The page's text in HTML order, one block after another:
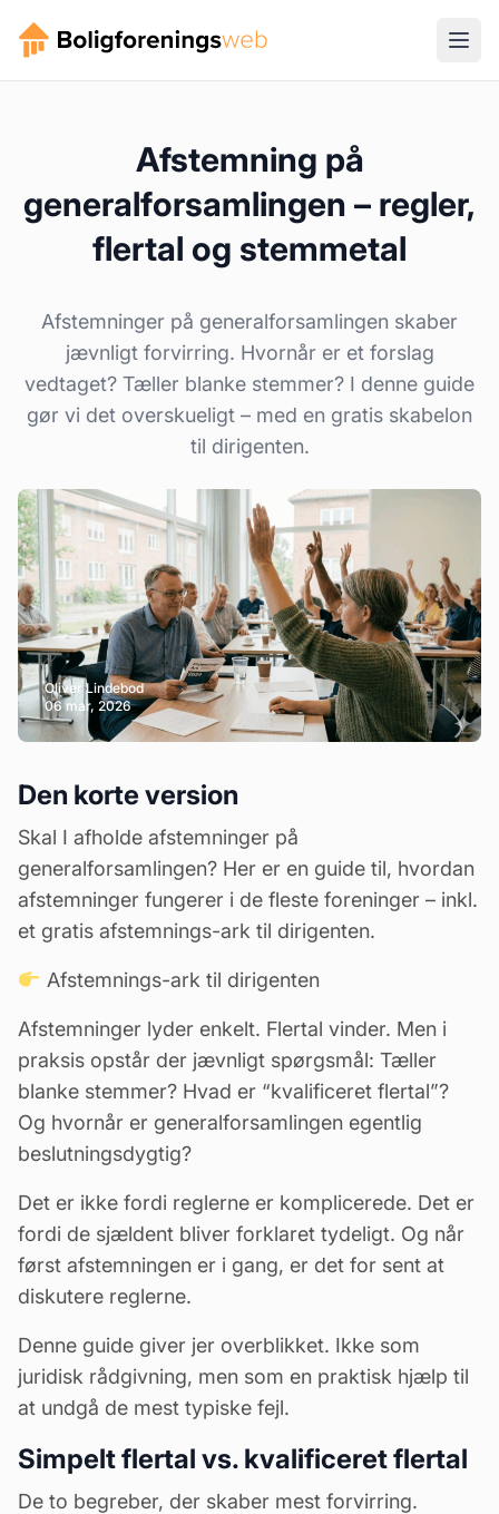
Afstemning på
generalforsamlingen – regler,
flertal og stemmetal
Afstemninger på generalforsamlingen skaber
jævnligt forvirring. Hvornår er et forslag
vedtaget? Tæller blanke stemmer? I denne guide
gør vi det overskueligt – med en gratis skabelon
til dirigenten.
Oliver Lindebod
06 mar, 2026
Den korte version
Skal I afholde afstemninger på
generalforsamlingen? Her er en guide til, hvordan
afstemninger fungerer i de fleste foreninger – inkl.
et gratis afstemnings-ark til dirigenten.
Afstemnings-ark til dirigenten
Afstemninger lyder enkelt. Flertal vinder. Men i
praksis opstår der jævnligt spørgsmål: Tæller
blanke stemmer? Hvad er “kvalificeret flertal”?
Og hvornår er generalforsamlingen egentlig
beslutningsdygtig?
Det er ikke fordi reglerne er komplicerede. Det er
fordi de sjældent bliver forklaret tydeligt. Og når
først afstemningen er i gang, er det for sent at
diskutere reglerne.
Denne guide giver jer overblikket. Ikke som
juridisk rådgivning, men som en praktisk hjælp til
at undgå de mest typiske fejl.
Simpelt flertal vs. kvalificeret flertal
De to begreber, der skaber mest forvirring.